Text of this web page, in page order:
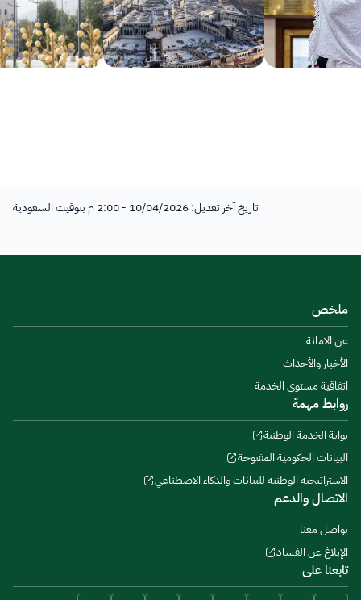
تاريخ آخر تعديل: 10/04/2026 - 2:00 م بتوقيت السعودية
ملخص
عن الامانة
الأخبار والأحداث
اتفاقية مستوى الخدمة
روابط مهمة
بوابة الخدمة الوطنية
البيانات الحكومية المفتوحة
الاستراتيجية الوطنية للبيانات والذكاء الاصطناعي
الاتصال والدعم
تواصل معنا
الإبلاغ عن الفساد
تابعنا على